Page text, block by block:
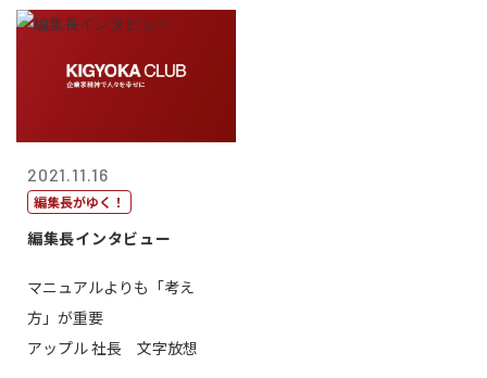
2021.11.16
編集長がゆく！
編集長インタビュー
マニュアルよりも「考え
方」が重要
アップル 社長 文字放想